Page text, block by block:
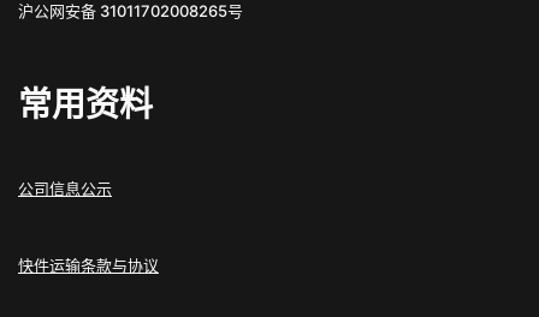
沪公网安备 31011702008265号
常用资料
公司信息公示
快件运输条款与协议